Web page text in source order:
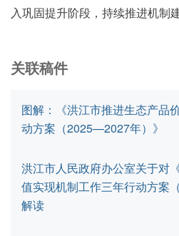
入巩固提升阶段，持续推进机制
关联稿件
图解：《洪江市推进生态产品
动方案（2025—2027年）》
洪江市人民政府办公室关于对
值实现机制工作三年行动方案
解读